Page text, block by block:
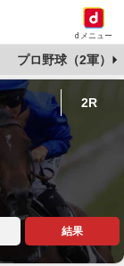
dメニュー
プロ野球（2軍）
2R
結果